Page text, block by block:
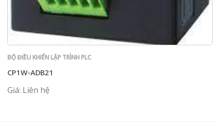
BỘ ĐIỀU KHIỂN LẬP TRÌNH PLC
CP1W-ADB21
Giá: Liên hệ